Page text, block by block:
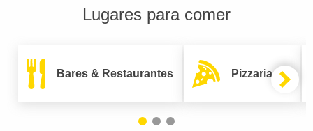
Lugares para comer
Bares & Restaurantes Pizzarias